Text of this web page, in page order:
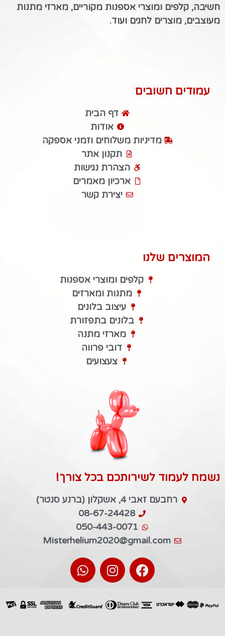
חשיבה, קלפים ומוצרי אספנות מקוריים, מארזי מתנות
מעוצבים, מוצרים לחגים ועוד.
עמודים חשובים
דף הבית
אודות
מדיניות משלוחים וזמני אספקה
תקנון אתר
הצהרת נגישות
ארכיון מאמרים
יצירת קשר
המוצרים שלנו
קלפים ומוצרי אספנות
מתנות ומארזים
עיצוב בלונים
בלונים בתפזורת
מארזי מתנה
דובי פרווה
צעצועים
נשמח לעמוד לשירותכם בכל צורך!
רחבעם זאבי 4, אשקלון (ברנע סנטר)
08-67-24428
050-443-0071
Misterhelium2020@gmail.com